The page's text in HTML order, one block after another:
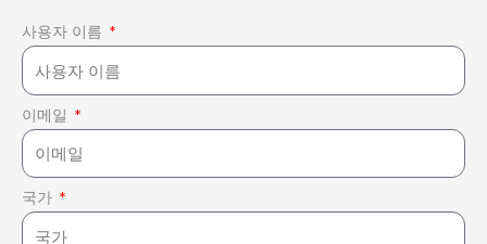
사용자 이름
이메일
국가